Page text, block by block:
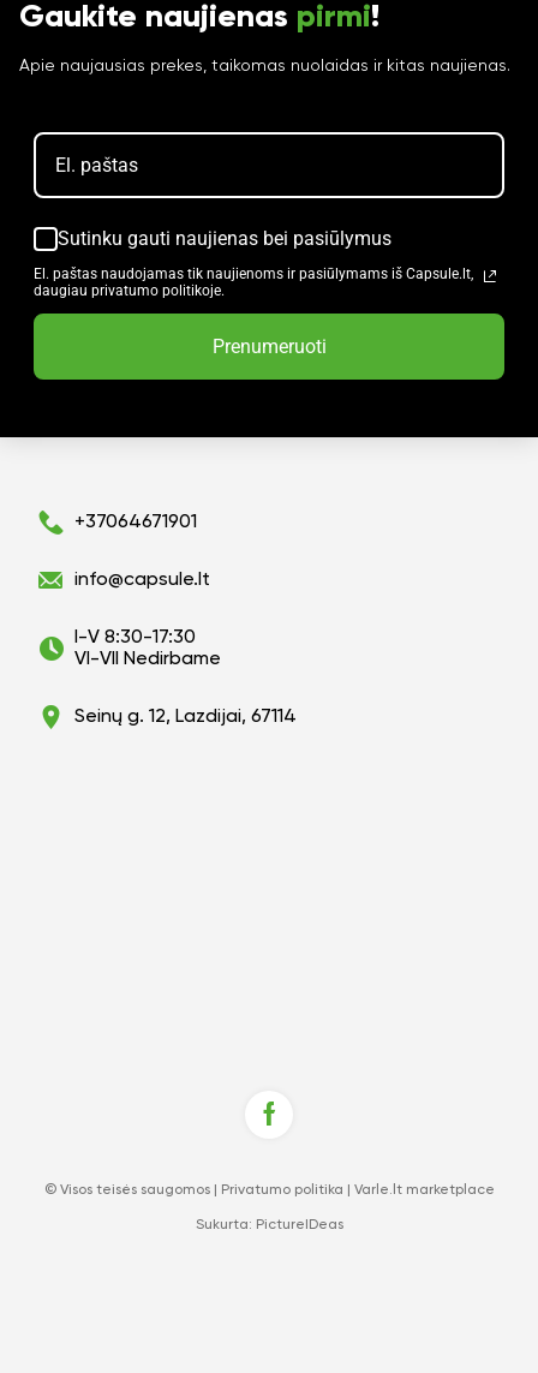
Gaukite naujienas pirmi!
Apie naujausias prekes, taikomas nuolaidas ir kitas naujienas.
Sutinku gauti naujienas bei pasiūlymus
El. paštas naudojamas tik naujienoms ir pasiūlymams iš Capsule.lt,
daugiau privatumo politikoje.
Prenumeruoti
+37064671901
info@capsule.lt
I-V 8:30-17:30
VI-VII Nedirbame
Seinų g. 12, Lazdijai, 67114
© Visos teisės saugomos | Privatumo politika Varle.lt marketplace
Sukurta: PictureIDeas